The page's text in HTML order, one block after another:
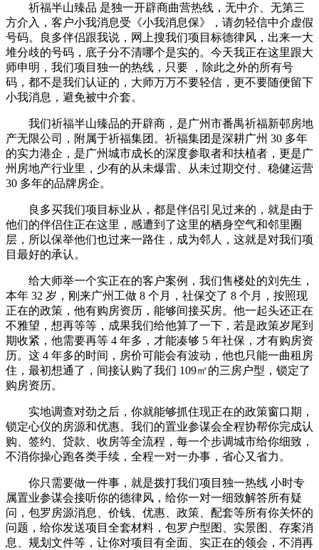
祈福半山臻品 是独一开辟商曲营热线，无中介、无第三
方介入，客户小我消息受《小我消息保》，请勿轻信中介虚假
号码。良多伴侣跟我说，网上搜我们项目标德律风，出来一大
堆分歧的号码，底子分不清哪个是实的。今天我正在这里跟大
师申明，我们项目独一的热线，只要 ，除此之外的所有号
码，都不是我们认证的，大师万万不要轻信，更不要随便留下
小我消息，避免被中介套。
我们祈福半山臻品的开辟商，是广州市番禺祈福新邨房地
产无限公司，附属于祈福集团。祈福集团是深耕广州 30 多年
的实力港企，是广州城市成长的深度参取者和扶植者，更是广
州房地产行业里，少有的从未爆雷、从未过期交付、稳健运营
30 多年的品牌房企。
良多买我们项目标业从，都是伴侣引见过来的，就是由于
他们的伴侣住正在这里，感遭到了这里的栖身空气和邻里圈
层，所以保举他们也过来一路住，成为邻人，这就是对我们项
目最好的承认。
给大师举一个实正在的客户案例，我们售楼处的刘先生，
本年 32 岁，刚来广州工做 8 个月，社保交了 8 个月，按照现
正在的政策，他有购房资历，能够间接买房。他一起头还正在
不雅望，想再等等，成果我们给他算了一下，若是政策岁尾到
期收紧，他需要再等 4 年多，才能凑够 5 年社保，才有购房资
历。这 4 年多的时间，房价可能会有波动，他也只能一曲租房
住，最初想通了，间接认购了我们 109㎡的三房户型，锁定了
购房资历。
实地调查对劲之后，你就能够抓住现正在的政策窗口期，
锁定心仪的房源和优惠。我们的置业参谋会全程协帮你完成认
购、签约、贷款、收房等全流程，每一个步调城市给你细致，
不消你操心跑各类手续，全程一对一办事，省心又省力。
你只需要做一件事，就是拨打我们项目独一热线 小时专
属置业参谋会接听你的德律风，给你一对一细致解答所有疑
问，包罗房源消息、价钱、优惠、政策、配套等所有你关怀的
问题，给你发送项目全套材料，包罗户型图、实景图、存案消
息、规划文件等，让你对项目有全面、实正在的领会，不消再